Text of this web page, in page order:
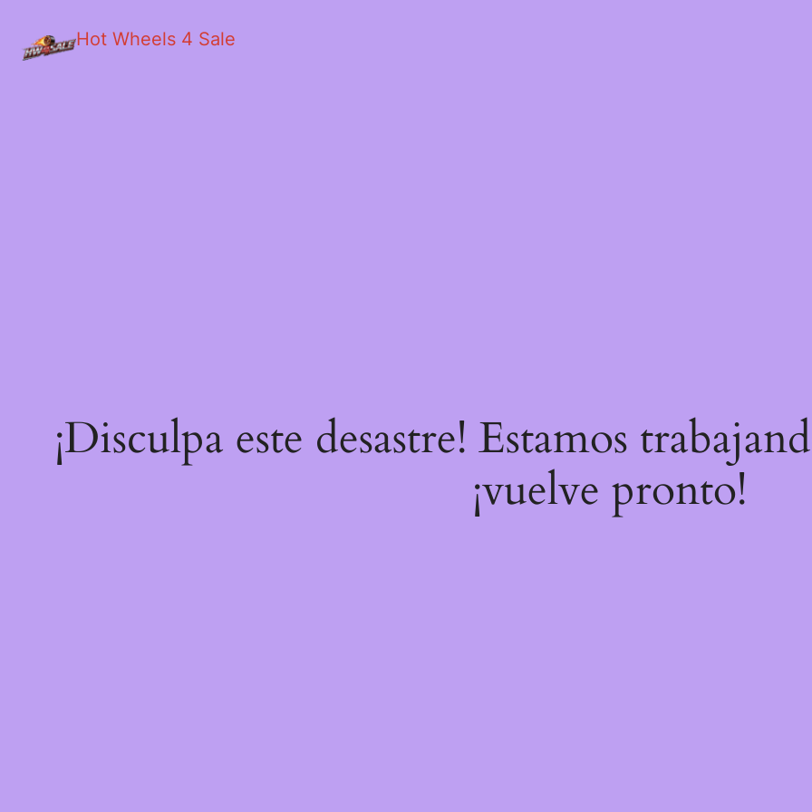
Hot Wheels 4 Sale
¡Disculpa este desastre! Estamos
¡vuelve pronto!